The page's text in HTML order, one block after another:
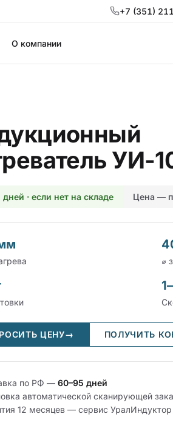
+7 (351)
О компании
УИ-
· если нет на складе Цена —
⌀
ЦЕНУ→ ПОЛУЧИТЬ
по РФ — 60–95 дней
автоматической сканирующей
12 месяцев — сервис